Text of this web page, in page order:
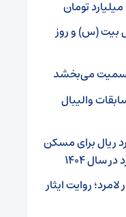
بیت (س) و روز
رسمیت می‌بخشد
والیبال
از ۱۵۴ میلیارد ریال برای مسکن
سال ۱۴۰۴
روایت ایثار